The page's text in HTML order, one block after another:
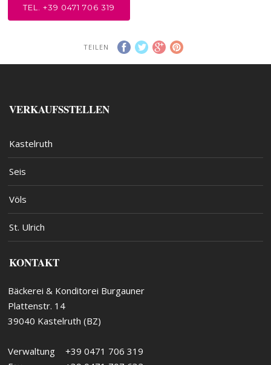
TEL. +39 0471 706 319
TEILEN
VERKAUFSSTELLEN
Kastelruth
Seis
Völs
St. Ulrich
KONTAKT
Bäckerei & Konditorei Burgauner
Plattenstr. 14
39040 Kastelruth (BZ)
Verwaltung
+39 0471 706 319